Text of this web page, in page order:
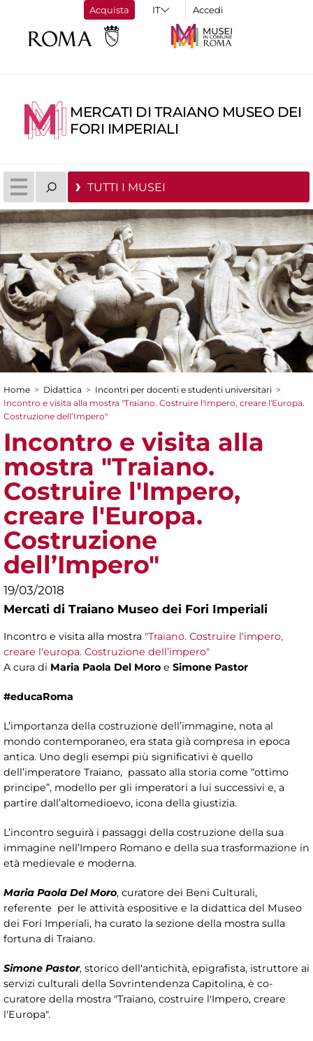
Acquista Accedi
MERCATI DI TRAIANO MUSEO DEI
FORI IMPERIALI
TUTTI I MUSEI
Tu sei qui
Home > Didattica > Incontri per docenti e studenti universitari >
Incontro e visita alla mostra "Traiano. Costruire l'Impero, creare l'Europa.
Costruzione dell’Impero"
Incontro e visita alla
mostra "Traiano.
Costruire l'Impero,
creare l'Europa.
Costruzione
dell’Impero"
19/03/2018
Mercati di Traiano Museo dei Fori Imperiali
Incontro e visita alla mostra "Traiano. Costruire l'impero,
creare l'europa. Costruzione dell’impero"
A cura di Maria Paola Del Moro e Simone Pastor ​
#educaRoma
L’importanza della costruzione dell’immagine, nota al
mondo contemporaneo, era stata già compresa in epoca
antica. Uno degli esempi più significativi è quello
dell’imperatore Traiano, passato alla storia come “ottimo
principe”, modello per gli imperatori a lui successivi e, a
partire dall’altomedioevo, icona della giustizia.
L’incontro seguirà i passaggi della costruzione della sua
immagine nell’Impero Romano e della sua trasformazione in
età medievale e moderna.
Maria Paola Del Moro, curatore dei Beni Culturali,
referente per le attività espositive e la didattica del Museo
dei Fori Imperiali, ha curato la sezione della mostra sulla
fortuna di Traiano.
Simone Pastor, storico dell'antichità, epigrafista, istruttore ai
servizi culturali della Sovrintendenza Capitolina, è co-
curatore della mostra "Traiano, costruire l'Impero, creare
l'Europa".